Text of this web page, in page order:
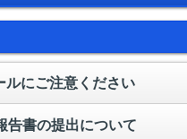
ルにご注意ください
告書の提出について